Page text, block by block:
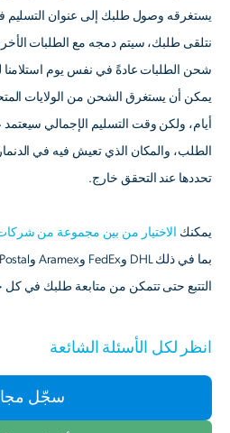
يستغرقه وصول طلبك إلى عنوان التسليم
نتلقى طلبك، سيتم دمجه مع الطلبات
شحن الطلبات عادةً في نفس يوم استلامنا
يمكن أن يستغرق الشحن من الولايات
أيام، ولكن وقت التسليم الإجمالي
الطلب، والمكان الذي تعيش فيه في
تحددها عند التحقق خارج.
يمكنك الاختيار من بين مجموعة من
التتبع حتى تتمكن من متابعة طلبك في
انظر لكل الأسئلة الشائعة
سجّل